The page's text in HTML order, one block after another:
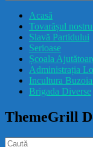
Acasă
Tovarășul
Slavă Partidului
Serioase
Școala
Administrația
Incultura
Brigada Diverse
ThemeGrill